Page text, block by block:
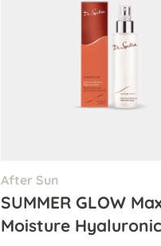
After Sun
SUMMER GLOW
Moisture